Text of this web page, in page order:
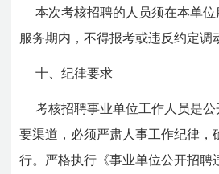
本次考核招聘的人员须在本单
服务期内，不得报考或违反约定调
十、纪律要求
考核招聘事业单位工作人员是
要渠道，必须严肃人事工作纪律，
行。严格执行《事业单位公开招聘